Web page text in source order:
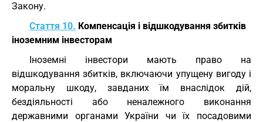
Закону.
Стаття 10. Компенсація і відшкодування збитків
іноземним інвесторам
Іноземні інвестори мають право на
відшкодування збитків, включаючи упущену вигоду і
моральну шкоду, завданих їм внаслідок дій,
бездіяльності або неналежного виконання
державними органами України чи їх посадовими